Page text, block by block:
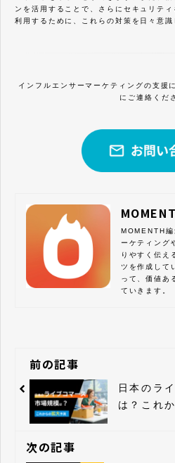
ンを活用することで、さらにセキュリテ
利用するために、これらの対策を日々意識
インフルエンサーマーケティングの支
にご連絡くだ
MOMENTH編
ーケティング
りやすく伝え
ツを作成して
って、価値あ
ていきます。
前の記事
日本のラ
は？これ
次の記事